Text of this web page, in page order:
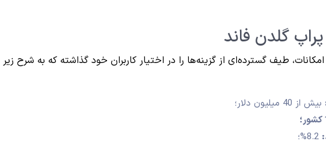
گلدن فاند
امکانات، طیف گسترده‌ای از گزینه‌ها را در اختیار کاربران خود گذاشته که به شرح زیر
بیش از 40 میلیون دلار؛